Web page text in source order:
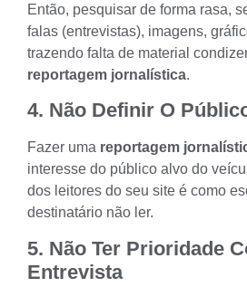
Então, pesquisar de forma rasa,
falas (entrevistas), imagens,
trazendo falta de material
reportagem jornalística.
4. Não Definir O
Fazer uma reportagem
interesse do público alvo do
dos leitores do seu site é como
destinatário não ler.
5. Não Ter Prioridade
Entrevista